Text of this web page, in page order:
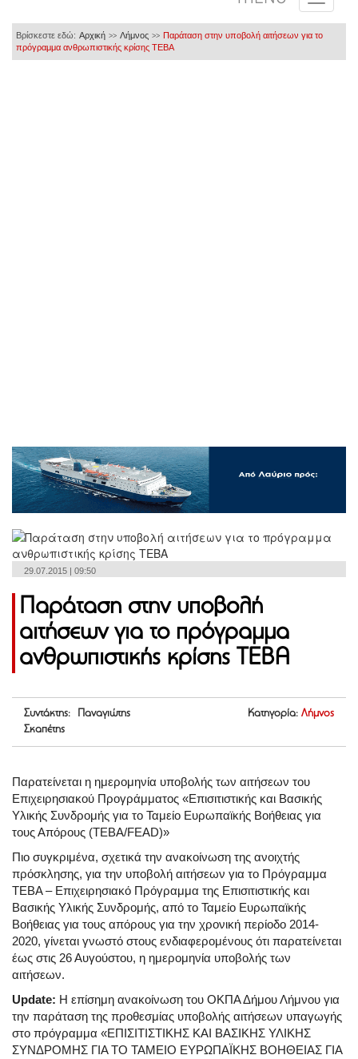
Βρίσκεστε εδώ: Αρχική >> Λήμνος >> Παράταση στην υποβολή αιτήσεων για το
πρόγραμμα ανθρωπιστικής κρίσης ΤΕΒΑ
29.07.2015 | 09:50
Παράταση στην υποβολή
αιτήσεων για το πρόγραμμα
ανθρωπιστικής κρίσης ΤΕΒΑ
Συντάκτης: Παναγιώτης
Σκαπέτης
Κατηγορία: Λήμνος
Παρατείνεται η ημερομηνία υποβολής των αιτήσεων του
Επιχειρησιακού Προγράμματος «Επισιτιστικής και Βασικής
Υλικής Συνδρομής για το Ταμείο Ευρωπαϊκής Βοήθειας για
τους Απόρους (ΤΕΒΑ/FEAD)»
Πιο συγκριμένα, σχετικά την ανακοίνωση της ανοιχτής
πρόσκλησης, για την υποβολή αιτήσεων για το Πρόγραμμα
ΤΕΒΑ – Επιχειρησιακό Πρόγραμμα της Επισιτιστικής και
Βασικής Υλικής Συνδρομής, από το Ταμείο Ευρωπαϊκής
Βοήθειας για τους απόρους για την χρονική περίοδο 2014-
2020, γίνεται γνωστό στους ενδιαφερομένους ότι παρατείνεται
έως στις 26 Αυγούστου, η ημερομηνία υποβολής των
αιτήσεων.
Update: Η επίσημη ανακοίνωση του ΟΚΠΑ Δήμου Λήμνου για
την παράταση της προθεσμίας υποβολής αιτήσεων υπαγωγής
στο πρόγραμμα «ΕΠΙΣΙΤΙΣΤΙΚΗΣ ΚΑΙ ΒΑΣΙΚΗΣ ΥΛΙΚΗΣ
ΣΥΝΔΡΟΜΗΣ ΓΙΑ ΤΟ ΤΑΜΕΙΟ ΕΥΡΩΠΑΪΚΗΣ ΒΟΗΘΕΙΑΣ ΓΙΑ